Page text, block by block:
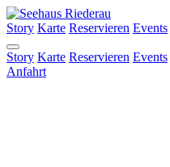
Story Karte Reservieren Events
Story Karte Reservieren Events
Anfahrt